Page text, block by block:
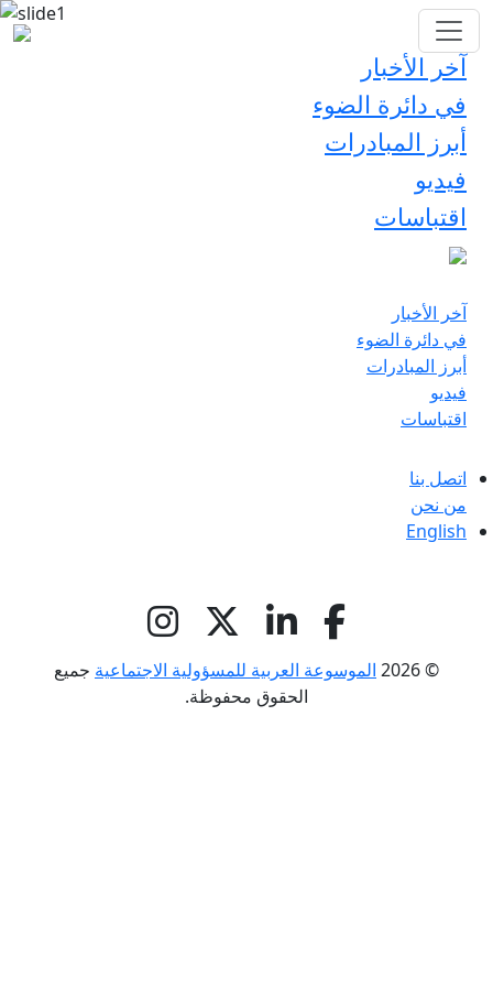
آخر الأخبار
في دائرة الضوء
أبرز المبادرات
فيديو
اقتباسات
آخر الأخبار
في دائرة الضوء
أبرز المبادرات
فيديو
اقتباسات
اتصل بنا
من نحن
English
© 2026 الموسوعة العربية للمسؤولية الاجتماعية جميع
الحقوق محفوظة.